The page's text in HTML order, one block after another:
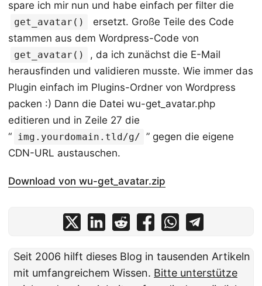
spare ich mir nun und habe einfach per filter die
get_avatar()
ersetzt. Große Teile des Code
stammen aus dem Wordpress-Code von
get_avatar()
, da ich zunächst die E-Mail
herausfinden und validieren musste. Wie immer das
Plugin einfach im Plugins-Ordner von Wordpress
packen :) Dann die Datei wu-get_avatar.php
editieren und in Zeile 27 die
“ img.yourdomain.tld/g/ ” gegen die eigene
CDN-URL austauschen.
Download von wu-get_avatar.zip
Seit 2006 hilft dieses Blog in tausenden Artikeln
mit umfangreichem Wissen. Bitte unterstütze